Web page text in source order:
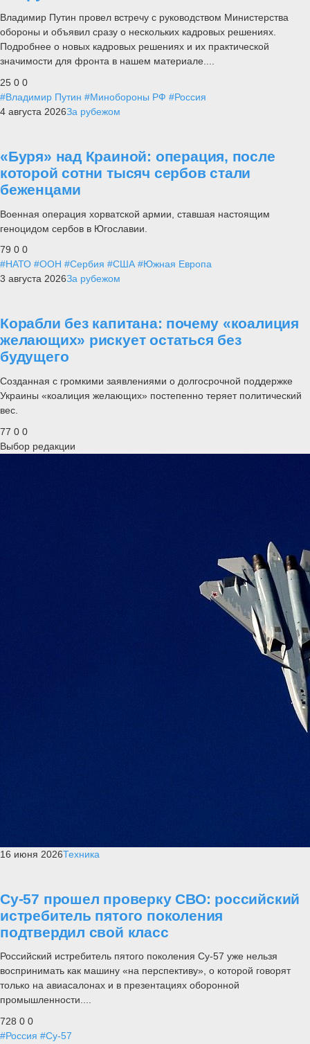
Владимир Путин провел встречу с руководством Министерства
обороны и объявил сразу о нескольких кадровых решениях.
Подробнее о новых кадровых решениях и их практической
значимости для фронта в нашем материале....
25 0 0
#Владимир Путин #Минобороны РФ #Россия
4 августа 2026За рубежом
«Буря» над Краиной: операция, после
которой сотни тысяч сербов стали
беженцами
Военная операция хорватской армии, ставшая настоящим
геноцидом сербов в Югославии.
79 0 0
#НАТО #ООН #Сербия #США #Южная Европа
3 августа 2026За рубежом
Корабли без капитана: почему «коалиция
желающих» рискует остаться без
будущего
Созданная с громкими заявлениями о долгосрочной поддержке
Украины «коалиция желающих» постепенно теряет политический
вес.
77 0 0
Выбор редакции
16 июня 2026Техника
Су-57 прошел проверку СВО: российский
истребитель пятого поколения
подтвердил свой класс
Российский истребитель пятого поколения Су-57 уже нельзя
воспринимать как машину «на перспективу», о которой говорят
только на авиасалонах и в презентациях оборонной
промышленности....
728 0 0
#Россия #Су-57